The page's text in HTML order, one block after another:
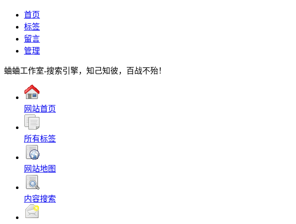
首页
标签
留言
管理
蛐蛐工作室-搜索引擎，知己知彼，百战不殆！
网站首页
所有标签
网站地图
内容搜索